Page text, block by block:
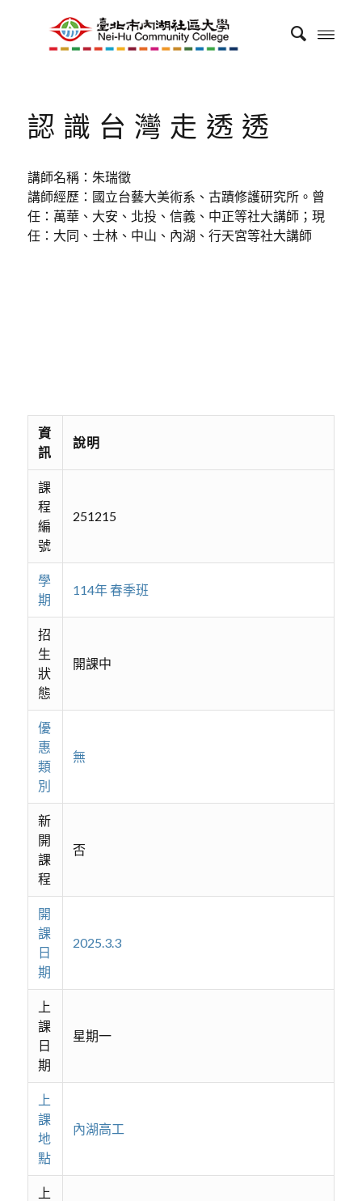
認識台灣走透透
講師名稱：朱瑞徵
講師經歷：國立台藝大美術系、古蹟修護研究所。曾
任：萬華、大安、北投、信義、中正等社大講師；現
任：大同、士林、中山、內湖、行天宮等社大講師
資
訊
說明
課
程
編
號
251215
學
期
114年 春季班
招
生
狀
態
開課中
優
惠
類
別
無
新
開
課
程
否
開
課
日
期
2025.3.3
上
課
日
期
星期一
上
課
地
點
內湖高工
上